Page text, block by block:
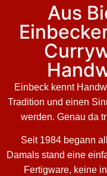
Aus
Einbeck kennt
Tradition und einen
werden. Genau da
Seit 1984 begann
Damals stand eine
Fertigware, keine